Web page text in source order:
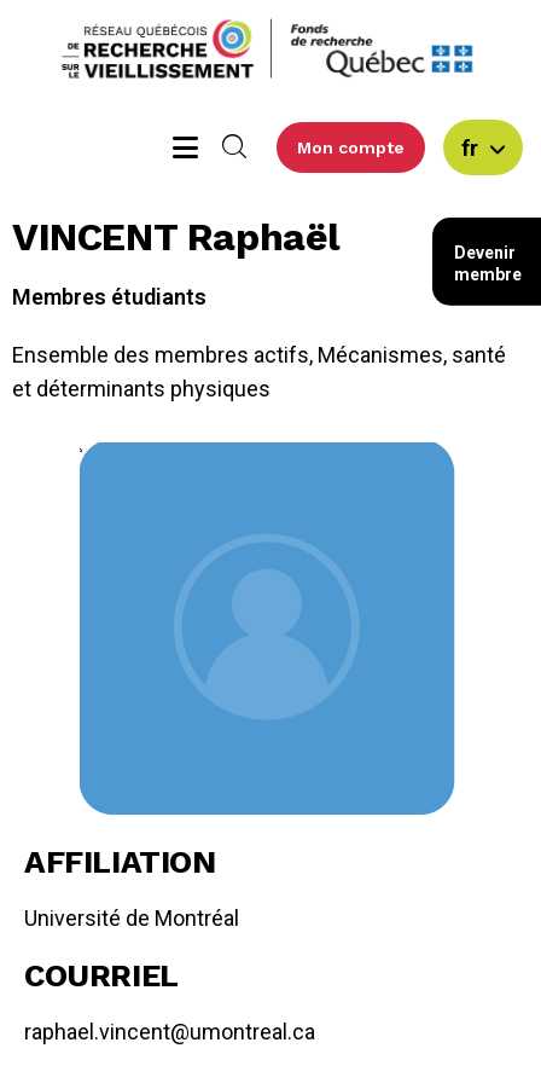
Mon compte fr
VINCENT Raphaël
Membres étudiants
Ensemble des membres actifs, Mécanismes, santé
et déterminants physiques
AFFILIATION
Université de Montréal
COURRIEL
raphael.vincent@umontreal.ca
Devenir
membre